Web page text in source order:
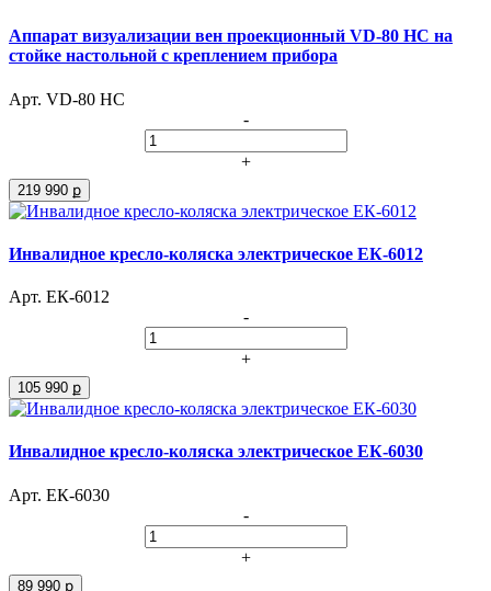
Аппарат визуализации вен проекционный VD-80 НС на
стойке настольной с креплением прибора
Арт. VD-80 НС
-
+
219 990 ք
Инвалидное кресло-коляска электрическое ЕК-6012
Арт. ЕК-6012
-
+
105 990 ք
Инвалидное кресло-коляска электрическое ЕК-6030
Арт. ЕК-6030
-
+
89 990 ք